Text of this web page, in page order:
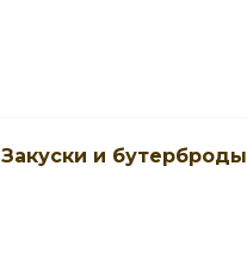
Закуски и бутерброды